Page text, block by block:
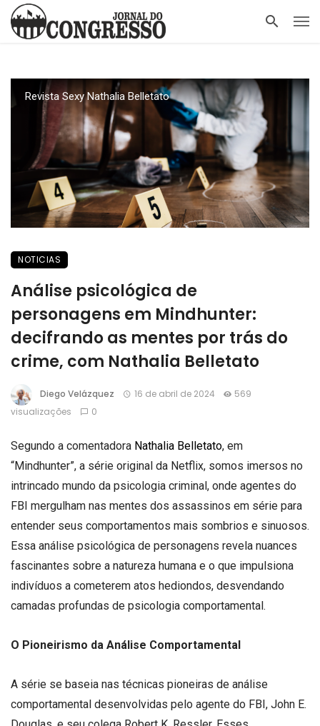
Revista Sexy Nathalia Belletato
NOTICIAS
Análise psicológica de
personagens em Mindhunter:
decifrando as mentes por trás do
crime, com Nathalia Belletato
Diego Velázquez 16 de abril de 2024
569
visualizações
0
Segundo a comentadora Nathalia Belletato, em
“Mindhunter”, a série original da Netflix, somos imersos no
intrincado mundo da psicologia criminal, onde agentes do
FBI mergulham nas mentes dos assassinos em série para
entender seus comportamentos mais sombrios e sinuosos.
Essa análise psicológica de personagens revela nuances
fascinantes sobre a natureza humana e o que impulsiona
indivíduos a cometerem atos hediondos, desvendando
camadas profundas de psicologia comportamental.
O Pioneirismo da Análise Comportamental
A série se baseia nas técnicas pioneiras de análise
comportamental desenvolvidas pelo agente do FBI, John E.